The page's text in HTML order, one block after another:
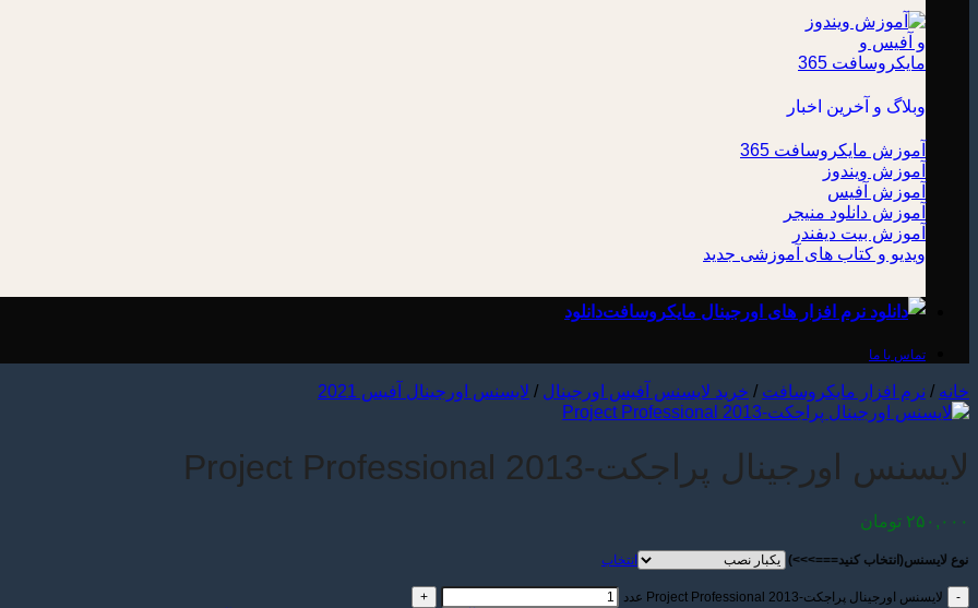
وبلاگ و آخرین اخبار
آموزش مایکروسافت 365
آموزش ویندوز
آموزش آفیس
آموزش دانلود منیجر
آموزش بیت دیفندر
ویدیو و کتاب های آموزشی
دانلود
تماس با ما
خانه / نرم افزار مایکروسافت / خرید لایسنس آفیس اورجینال / لايسنس اورجینال آفیس 2021
لایسنس اورجینال پراجکت-Project Professional 2013
۲۵۰,۰۰۰ تومان
نوع لایسنس(انتخاب کنید===>>>) انتخاب
لایسنس اورجینال پراجکت-Project Professional 2013 عدد